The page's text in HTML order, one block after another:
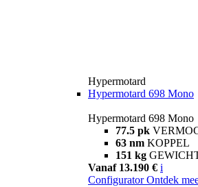
Hypermotard
Hypermotard 698 Mono
Hypermotard 698 Mono
77.5 pk
63 nm KOPPEL
151 kg
Vanaf 13.190 € i
Configurator Ontdek